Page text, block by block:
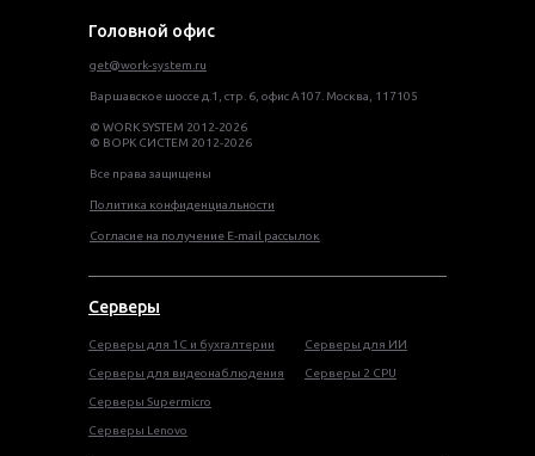
get@work-system.ru
Варшавское шоссе д.1, стр. 6, офис А107. Москва, 117105
© WORK SYSTEM 2012-2026
© ВОРК СИСТЕМ 2012-2026
Все права защищены
Политика конфиденциальности
Согласие на получение E-mail рассылок
Головной офис
Серверы
Серверы для 1С и бухгалтерии
Серверы для видеонаблюдения
Серверы Supermicro
Серверы Lenovo
Серверы для ИИ
Серверы 2 CPU